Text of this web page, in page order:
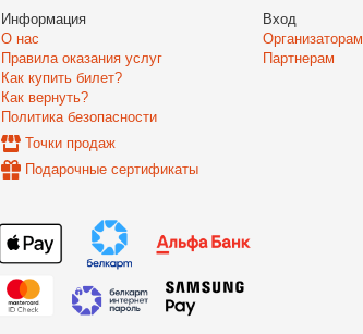
Информация
О нас
Правила оказания услуг
Как купить билет?
Как вернуть?
Политика безопасности
Точки продаж
Подарочные сертификаты
Вход
Организаторам
Партнерам